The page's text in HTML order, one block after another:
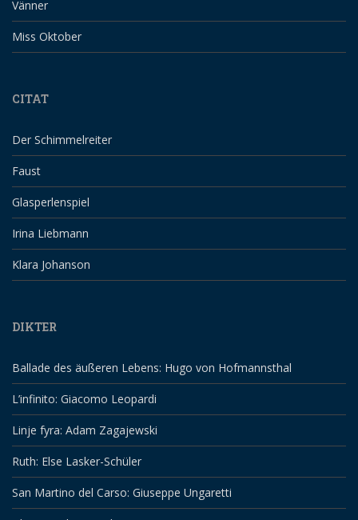
Vänner
Miss Oktober
CITAT
Der Schimmelreiter
Faust
Glasperlenspiel
Irina Liebmann
Klara Johanson
DIKTER
Ballade des äußeren Lebens: Hugo von Hofmannsthal
L’infinito: Giacomo Leopardi
Linje fyra: Adam Zagajewski
Ruth: Else Lasker-Schüler
San Martino del Carso: Giuseppe Ungaretti